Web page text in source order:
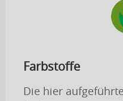
Farbstoffe
Die hier